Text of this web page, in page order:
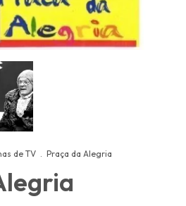
de TV . Praça da Alegria